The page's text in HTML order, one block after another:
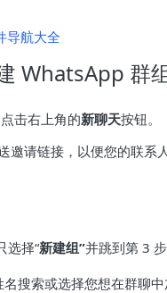
导航大全
WhatsApp 群
击右上角的新聊天按钮。
选择“新建组”并跳到第 3 步
搜索或选择您想在群聊